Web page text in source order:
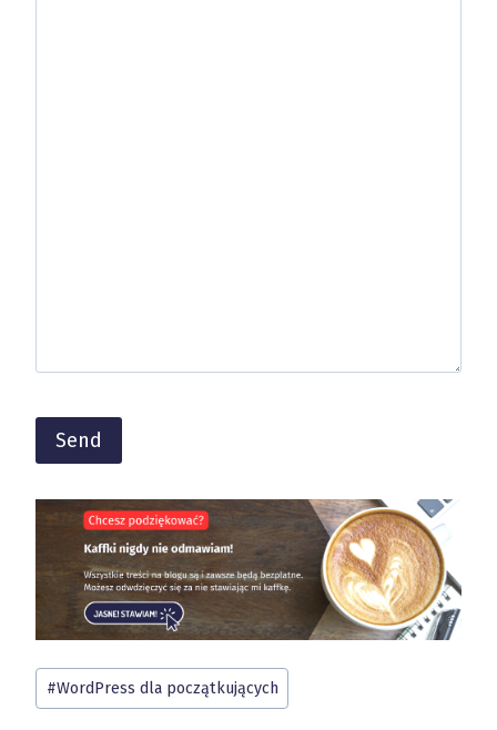
r
n
a
Tagi
wpisu:
#WordPress dla początkujących